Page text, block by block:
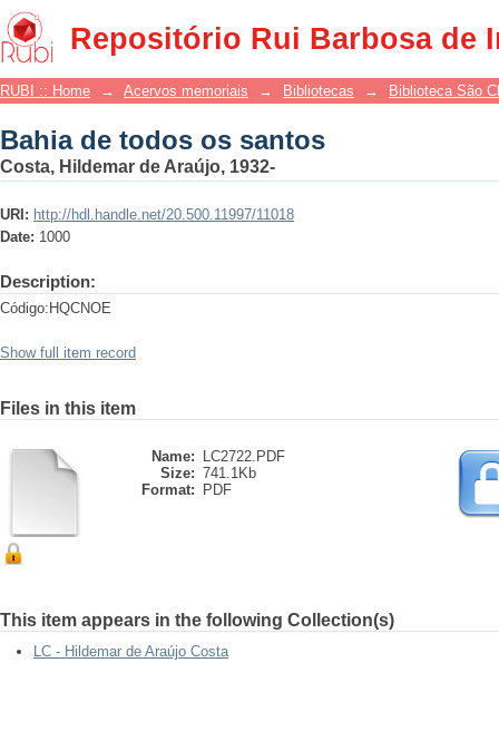
Repositório Rui Barbosa de
Bahia de todos os santos
RUBI :: Home → Acervos memoriais → Bibliotecas → Biblioteca São
Bahia de todos os santos
Costa, Hildemar de Araújo, 1932-
URI: http://hdl.handle.net/20.500.11997/11018
Date: 1000
Description:
Código:HQCNOE
Show full item record
Files in this item
Name:
LC2722.PDF
Size: 741.1Kb
Format:
PDF
This item appears in the following Collection(s)
LC - Hildemar de Araújo Costa